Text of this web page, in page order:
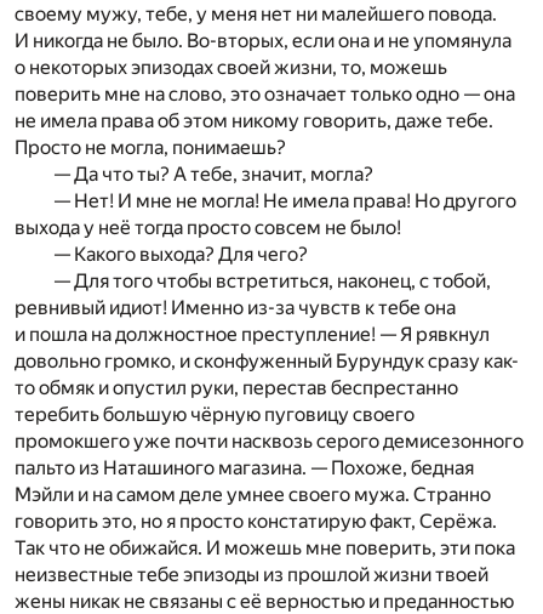
своему мужу, тебе, у меня нет ни малейшего повода.
И никогда не было. Во-вторых, если она и не упомянула
о некоторых эпизодах своей жизни, то, можешь
поверить мне на слово, это означает только одно — она
не имела права об этом никому говорить, даже тебе.
Просто не могла, понимаешь?
— Да что ты? А тебе, значит, могла?
— Нет! И мне не могла! Не имела права! Но другого
выхода у неё тогда просто совсем не было!
— Какого выхода? Для чего?
— Для того чтобы встретиться, наконец, с тобой,
ревнивый идиот! Именно из-за чувств к тебе она
и пошла на должностное преступление! — Я рявкнул
довольно громко, и сконфуженный Бурундук сразу как-
то обмяк и опустил руки, перестав беспрестанно
теребить большую чёрную пуговицу своего
промокшего уже почти насквозь серого демисезонного
пальто из Наташиного магазина. — Похоже, бедная
Мэйли и на самом деле умнее своего мужа. Странно
говорить это, но я просто констатирую факт, Серёжа.
Так что не обижайся. И можешь мне поверить, эти пока
неизвестные тебе эпизоды из прошлой жизни твоей
жены никак не связаны с её верностью и преданностью